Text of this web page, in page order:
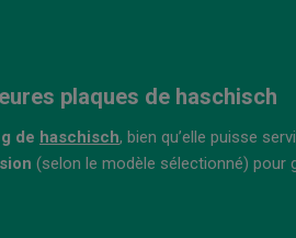
plaques de haschisch
de haschisch, bien qu’elle puisse
(selon le modèle sélectionné) pour